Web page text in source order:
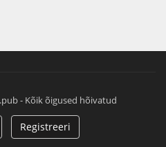
- Kõik õigused hõivatud
Registreeri